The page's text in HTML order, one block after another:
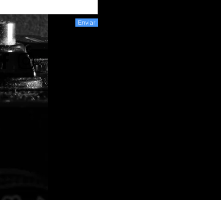
Enviar